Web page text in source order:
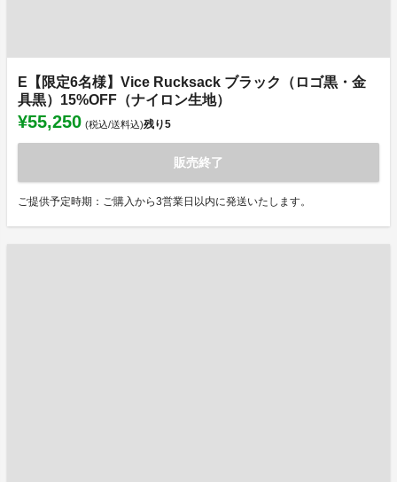
E【限定6名様】Vice Rucksack ブラック（ロゴ黒・金
具黒）15%OFF（ナイロン生地）
¥55,250 (税込/送料込)残り5
販売終了
ご提供予定時期：ご購入から3営業日以内に発送いたします。